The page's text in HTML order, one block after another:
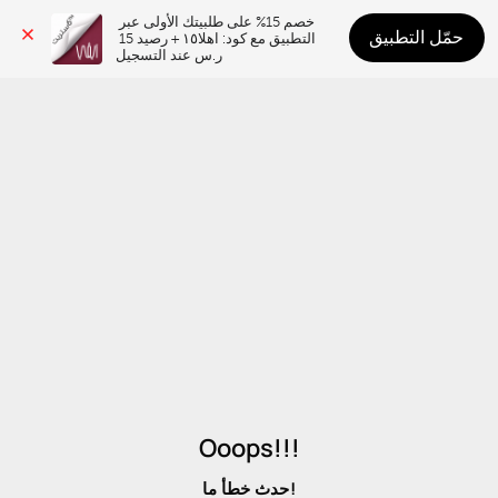
ر.س عند التسجيل
حمّل التطبيق
Ooops!!!
حدث خطأ ما!